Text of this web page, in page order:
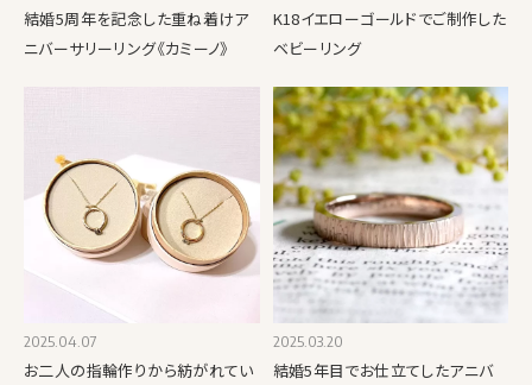
結婚5周年を記念した重ね着けア
ニバーサリーリング《カミーノ》
K18イエローゴールドでご制作した
ベビーリング
2025.04.07
お二人の指輪作りから紡がれてい
2025.03.20
結婚5年目でお仕立てしたアニバ